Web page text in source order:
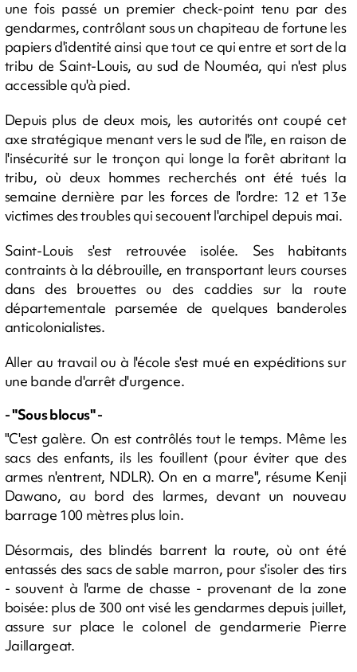
une fois passé un premier check-point tenu par des
gendarmes, contrôlant sous un chapiteau de fortune les
papiers d'identité ainsi que tout ce qui entre et sort de la
tribu de Saint-Louis, au sud de Nouméa, qui n'est plus
accessible qu'à pied.
Depuis plus de deux mois, les autorités ont coupé cet
axe stratégique menant vers le sud de l'île, en raison de
l'insécurité sur le tronçon qui longe la forêt abritant la
tribu, où deux hommes recherchés ont été tués la
semaine dernière par les forces de l'ordre: 12 et 13e
victimes des troubles qui secouent l'archipel depuis mai.
Saint-Louis s'est retrouvée isolée. Ses habitants
contraints à la débrouille, en transportant leurs courses
dans des brouettes ou des caddies sur la route
départementale parsemée de quelques banderoles
anticolonialistes.
Aller au travail ou à l'école s'est mué en expéditions sur
une bande d'arrêt d'urgence.
- "Sous blocus" -
"C'est galère. On est contrôlés tout le temps. Même les
sacs des enfants, ils les fouillent (pour éviter que des
armes n'entrent, NDLR). On en a marre", résume Kenji
Dawano, au bord des larmes, devant un nouveau
barrage 100 mètres plus loin.
Désormais, des blindés barrent la route, où ont été
entassés des sacs de sable marron, pour s'isoler des tirs
- souvent à l'arme de chasse - provenant de la zone
boisée: plus de 300 ont visé les gendarmes depuis juillet,
assure sur place le colonel de gendarmerie Pierre
Jaillargeat.